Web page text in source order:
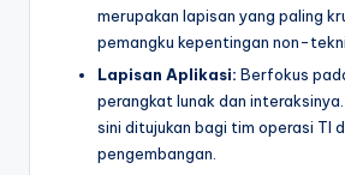
merupakan lapisan yang paling
pemangku kepentingan non-
Lapisan Aplikasi: Berfokus
perangkat lunak dan
sini ditujukan bagi tim operasi TI
pengembangan.